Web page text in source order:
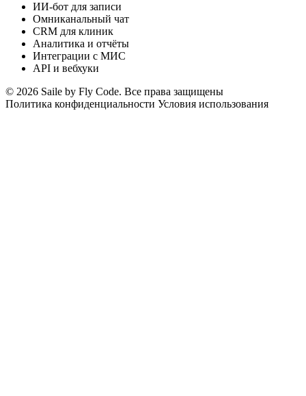
ИИ-бот для записи
Омниканальный чат
CRM для клиник
Аналитика и отчёты
Интеграции с МИС
API и вебхуки
© 2026 Saile by Fly Code. Все права защищены
Политика конфиденциальности Условия использования